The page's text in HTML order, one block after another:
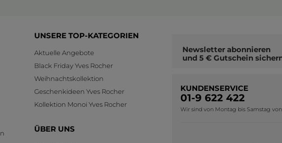
UNSERE TOP-KATEGORIEN
Aktuelle Angebote
Black Friday Yves Rocher
Weihnachtskollektion
Geschenkideen Yves Rocher
Kollektion Monoi Yves Rocher
ÜBER UNS
Newsletter abonnieren
und 5 € Gutschein
KUNDENSERVICE
01-9 622 422
Wir sind von Montag bis Samstag